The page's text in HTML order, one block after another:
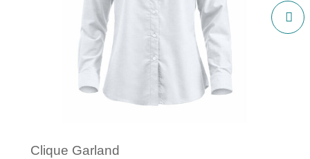
Clique Garland